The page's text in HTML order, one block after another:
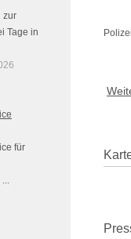
zur
Tage in
für
...